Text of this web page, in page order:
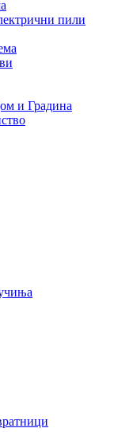
пили
и Градина